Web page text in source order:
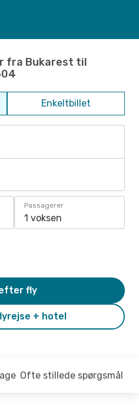
fra Bukarest til
Enkeltbillet
Passagerer
1 voksen
+ hotel
fly
Ofte stillede spørgsmål